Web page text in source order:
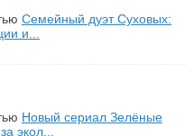
Семейный дуэт Суховых:
и...
Новый сериал Зелёные
экол...